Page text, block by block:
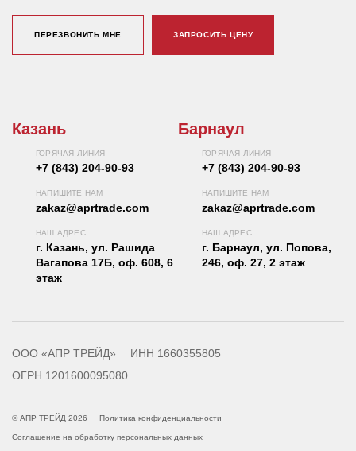
ПЕРЕЗВОНИТЬ МНЕ ЗАПРОСИТЬ ЦЕНУ
Казань
ГОРЯЧАЯ ЛИНИЯ
+7 (843) 204-90-93
НАПИШИТЕ НАМ
zakaz@aprtrade.com
НАШ АДРЕС
г. Казань, ул. Рашида
Вагапова 17Б, оф. 608, 6
этаж
Барнаул
ГОРЯЧАЯ ЛИНИЯ
+7 (843) 204-90-93
НАПИШИТЕ НАМ
zakaz@aprtrade.com
НАШ АДРЕС
г. Барнаул, ул. Попова,
246, оф. 27, 2 этаж
ООО «АПР ТРЕЙД»
ИНН 1660355805
ОГРН 1201600095080
© АПР ТРЕЙД 2026 Политика конфиденциальности
Соглашение на обработку персональных данных